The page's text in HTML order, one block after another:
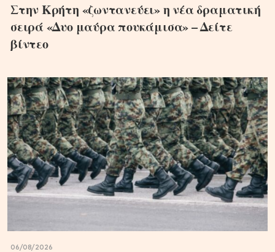
Στην Κρήτη «ζωντανεύει» η νέα δραματική
σειρά «Δυο μαύρα πουκάμισα» – Δείτε
βίντεο
06/08/2026